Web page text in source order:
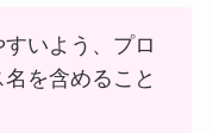
いよう、プロ
を含めること